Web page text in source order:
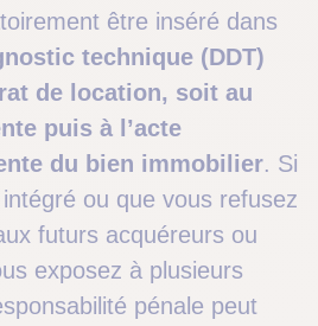
être inséré dans
technique (DDT)
de location, soit au
puis à l’acte
du bien immobilier. Si
intégré ou que vous refusez
futurs acquéreurs ou
exposez à plusieurs
pénale peut